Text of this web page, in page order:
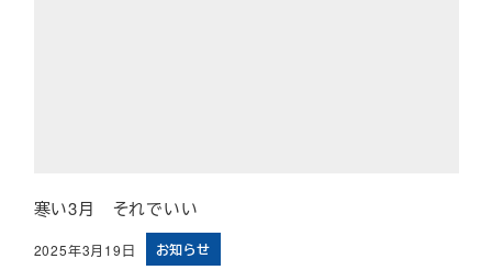
寒い3月 それでいい
投稿日
2025年3月19日 お知らせ